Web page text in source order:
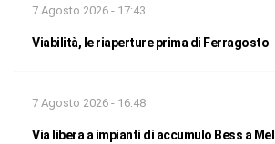
7 Agosto 2026 - 17:43
Viabilità, le riaperture prima di Ferragosto
7 Agosto 2026 - 16:48
Via libera a impianti di accumulo Bess a